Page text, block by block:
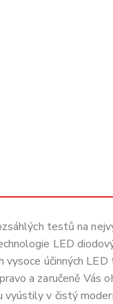
testů na
LED
vysoce účinných
a zaručeně Vás
vyústily v čistý